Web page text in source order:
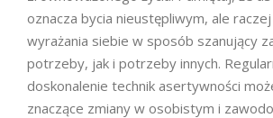
oznacza bycia nieustępliwym, ale
wyrażania siebie w sposób szanujący
potrzeby, jak i potrzeby innych.
doskonalenie technik asertywności
znaczące zmiany w osobistym i